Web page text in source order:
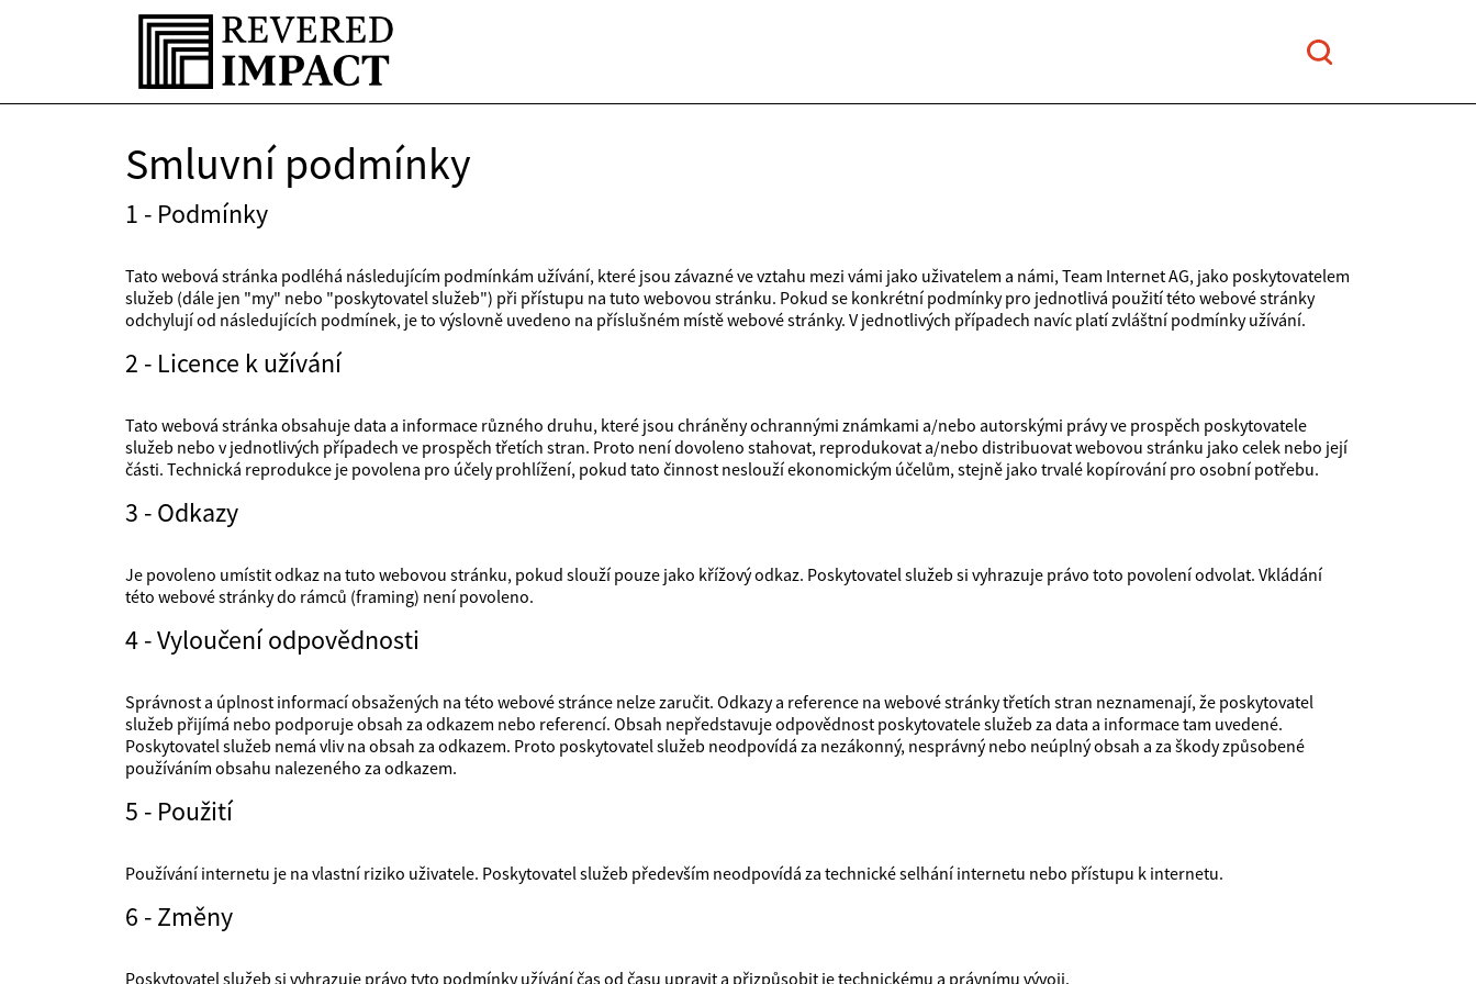
Smluvní podmínky
1 - Podmínky
Tato webová stránka podléhá následujícím podmínkám užívání, které jsou závazné ve vztahu mezi vámi jako uživatelem a námi, Team Internet AG, jako poskytovatelem
služeb (dále jen "my" nebo "poskytovatel služeb") při přístupu na tuto webovou stránku. Pokud se konkrétní podmínky pro jednotlivá použití této webové stránky
odchylují od následujících podmínek, je to výslovně uvedeno na příslušném místě webové stránky. V jednotlivých případech navíc platí zvláštní podmínky užívání.
2 - Licence k užívání
Tato webová stránka obsahuje data a informace různého druhu, které jsou chráněny ochrannými známkami a/nebo autorskými právy ve prospěch poskytovatele
služeb nebo v jednotlivých případech ve prospěch třetích stran. Proto není dovoleno stahovat, reprodukovat a/nebo distribuovat webovou stránku jako celek nebo její
části. Technická reprodukce je povolena pro účely prohlížení, pokud tato činnost neslouží ekonomickým účelům, stejně jako trvalé kopírování pro osobní potřebu.
3 - Odkazy
Je povoleno umístit odkaz na tuto webovou stránku, pokud slouží pouze jako křížový odkaz. Poskytovatel služeb si vyhrazuje právo toto povolení odvolat. Vkládání
této webové stránky do rámců (framing) není povoleno.
4 - Vyloučení odpovědnosti
Správnost a úplnost informací obsažených na této webové stránce nelze zaručit. Odkazy a reference na webové stránky třetích stran neznamenají, že poskytovatel
služeb přijímá nebo podporuje obsah za odkazem nebo referencí. Obsah nepředstavuje odpovědnost poskytovatele služeb za data a informace tam uvedené.
Poskytovatel služeb nemá vliv na obsah za odkazem. Proto poskytovatel služeb neodpovídá za nezákonný, nesprávný nebo neúplný obsah a za škody způsobené
používáním obsahu nalezeného za odkazem.
5 - Použití
Používání internetu je na vlastní riziko uživatele. Poskytovatel služeb především neodpovídá za technické selhání internetu nebo přístupu k internetu.
6 - Změny
Poskytovatel služeb si vyhrazuje právo tyto podmínky užívání čas od času upravit a přizpůsobit je technickému a právnímu vývoji.